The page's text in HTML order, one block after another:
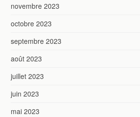
novembre 2023
octobre 2023
septembre 2023
août 2023
juillet 2023
juin 2023
mai 2023